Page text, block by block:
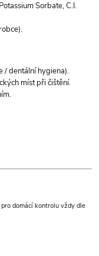
Sorbate, C.I.
/ dentální hygiena).
míst při čištění.
domácí kontrolu vždy dle